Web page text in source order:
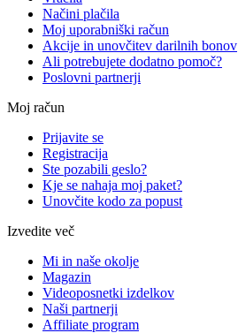
Načini plačila
Moj uporabniški račun
Akcije in unovčitev darilnih bonov
Ali potrebujete dodatno pomoč?
Poslovni partnerji
Moj račun
Prijavite se
Registracija
Ste pozabili geslo?
Kje se nahaja moj paket?
Unovčite kodo za popust
Izvedite več
Mi in naše okolje
Magazin
Videoposnetki izdelkov
Naši partnerji
Affiliate program